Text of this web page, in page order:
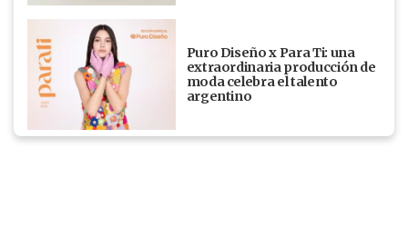
Puro Diseño x Para Ti: una
extraordinaria producción de
moda celebra el talento
argentino